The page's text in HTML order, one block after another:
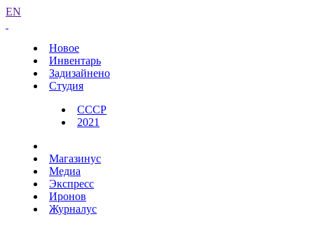
EN
Новое
Инвентарь
Задизайнено
Студия
СССР
2021
Магазинус
Медиа
Экспресс
Иронов
Журналус